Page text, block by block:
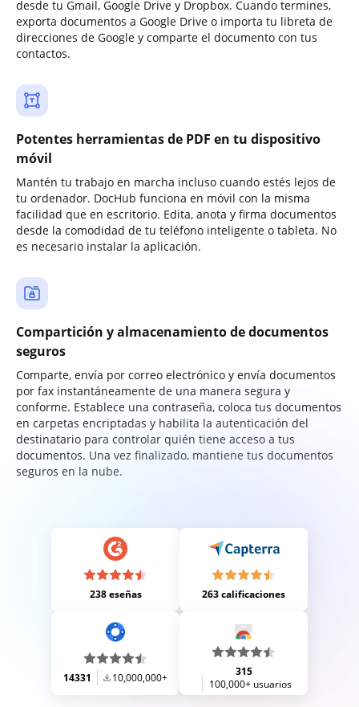
desde tu Gmail, Google Drive y Dropbox. Cuando termines,
exporta documentos a Google Drive o importa tu libreta de
direcciones de Google y comparte el documento con tus
contactos.
Potentes herramientas de PDF en tu dispositivo
móvil
Mantén tu trabajo en marcha incluso cuando estés lejos de
tu ordenador. DocHub funciona en móvil con la misma
facilidad que en escritorio. Edita, anota y firma documentos
desde la comodidad de tu teléfono inteligente o tableta. No
es necesario instalar la aplicación.
Compartición y almacenamiento de documentos
seguros
Comparte, envía por correo electrónico y envía documentos
por fax instantáneamente de una manera segura y
conforme. Establece una contraseña, coloca tus documentos
en carpetas encriptadas y habilita la autenticación del
destinatario para controlar quién tiene acceso a tus
documentos. Una vez finalizado, mantiene tus documentos
seguros en la nube.
238 eseñas 263 calificaciones
14331 10,000,000+
315
100,000+ usuarios